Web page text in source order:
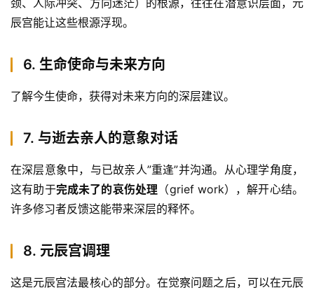
颈、人际冲突、方向迷茫）的根源，往往在潜意识层面，元
辰宫能让这些根源浮现。
6. 生命使命与未来方向
了解今生使命，获得对未来方向的深层建议。
7. 与逝去亲人的意象对话
在深层意象中，与已故亲人”重逢”并沟通。从心理学角度，
这有助于完成未了的哀伤处理 （grief work），解开心结。
许多修习者反馈这能带来深层的释怀。
8. 元辰宫调理
这是元辰宫法最核心的部分。在觉察问题之后，可以在元辰